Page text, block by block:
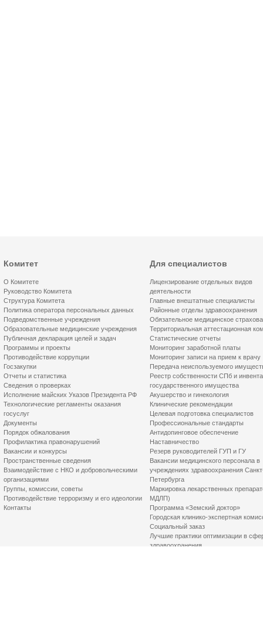
Комитет
О Комитете
Руководство Комитета
Структура Комитета
Политика оператора персональных данных
Подведомственные учреждения
Образовательные медицинские учреждения
Публичная декларация целей и задач
Программы и проекты
Противодействие коррупции
Госзакупки
Отчеты и статистика
Сведения о проверках
Исполнение майских Указов Президента РФ
Технологические регламенты оказания
госуслуг
Документы
Порядок обжалования
Профилактика правонарушений
Вакансии и конкурсы
Пространственные сведения
Взаимодействие с НКО и добровольческими
организациями
Группы, комиссии, советы
Противодействие терроризму и его идеологии
Контакты
Для специалистов
Лицензирование отдельных видов
деятельности
Главные внештатные специалисты
Районные отделы здравоохранения
Обязательное медицинское
Территориальная аттестационная
Статистические отчеты
Мониторинг заработной платы
Мониторинг записи на прием к врачу
Передача неиспользуемого
Реестр собственности СПб и
государственного имущества
Акушерство и гинекология
Клинические рекомендации
Целевая подготовка специалистов
Профессиональные стандарты
Антидопинговое обеспечение
Наставничество
Резерв руководителей ГУП и ГУ
Вакансии медицинского персонала в
учреждениях здравоохранения
Петербурга
Маркировка лекарственных
МДЛП)
Программа «Земский доктор»
Городская клинико-экспертная
Социальный заказ
Лучшие практики оптимизации в
здравоохранения